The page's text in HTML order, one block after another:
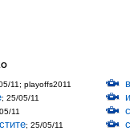
11; playoffs2011
; 25/05/11
11
; 25/05/11